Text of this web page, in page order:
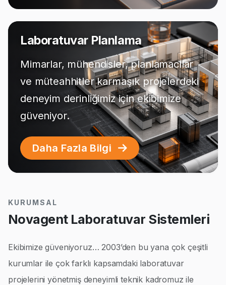
Laboratuvar Planlama
Mimarlar, mühendisler, planlamacılar
ve müteahhitler karmaşık projelerdeki
deneyim derinliğimiz için ekibimize
güveniyor.
Daha Fazla Bilgi
KURUMSAL
Novagent Laboratuvar Sistemleri
Ekibimize güveniyoruz… 2003’den bu yana çok çeşitli
kurumlar ile çok farklı kapsamdaki laboratuvar
projelerini yönetmiş deneyimli teknik kadromuz ile